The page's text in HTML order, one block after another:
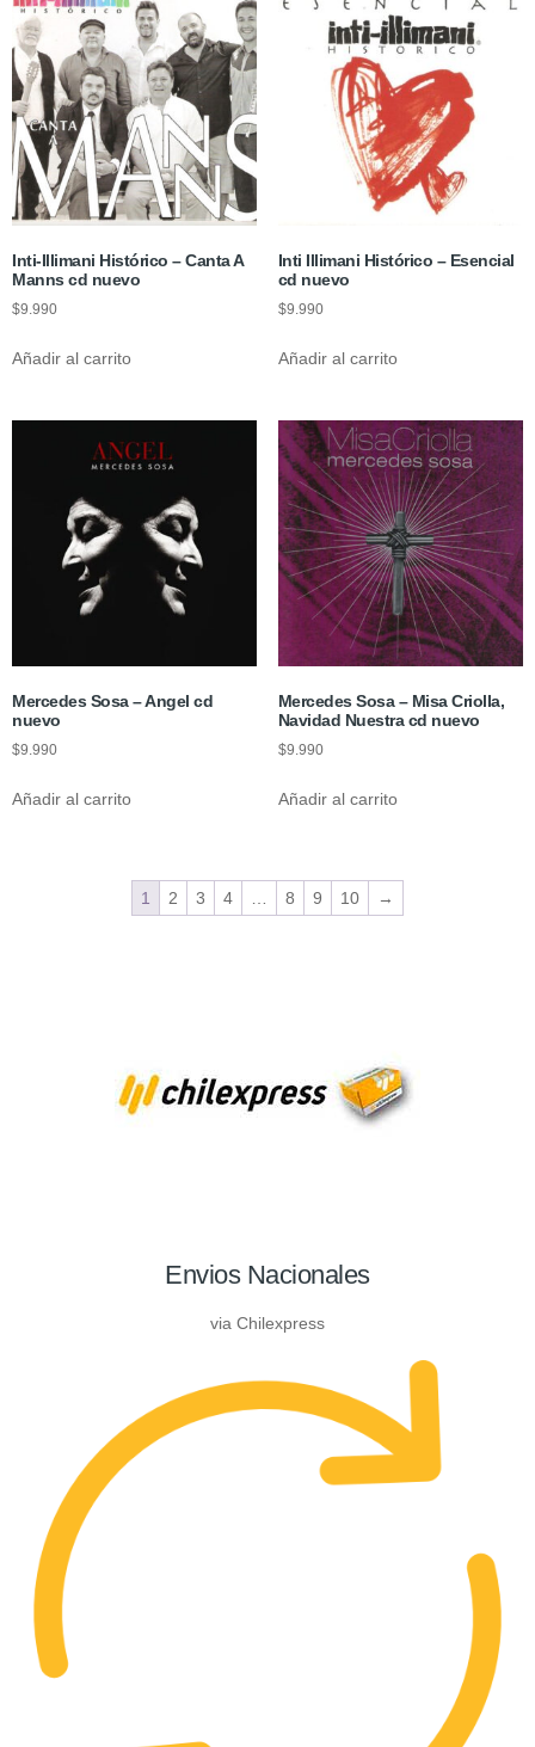
Inti-Illimani Histórico – Canta A
Manns cd nuevo
$9.990
Añadir al carrito
Inti Illimani Histórico – Esencial
cd nuevo
$9.990
Añadir al carrito
Mercedes Sosa – Angel cd
nuevo
$9.990
Añadir al carrito
Mercedes Sosa – Misa Criolla,
Navidad Nuestra cd nuevo
$9.990
Añadir al carrito
1 2 3 4 8 9 10 →
Envios Nacionales
via Chilexpress